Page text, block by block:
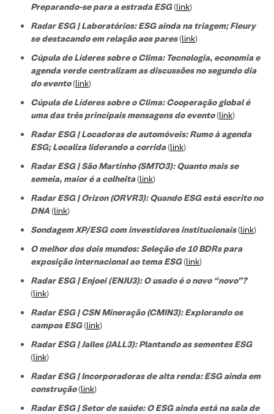
Preparando-se para a estrada ESG(link)
Radar ESG | Laboratórios: ESG ainda na triagem; Fleury
se destacando em relação aos pares(link)
Cúpula de Líderes sobre o Clima: Tecnologia, economia e
agenda verde centralizam as discussões no segundo dia
do evento(link)
Cúpula de Líderes sobre o Clima: Cooperação global é
uma das três principais mensagens do evento(link)
Radar ESG | Locadoras de automóveis: Rumo à agenda
ESG; Localiza liderando a corrida(link)
Radar ESG | São Martinho (SMTO3): Quanto mais se
semeia, maior é a colheita(link)
Radar ESG | Orizon (ORVR3): Quando ESG está escrito no
DNA(link)
Sondagem XP/ESG com investidores institucionais(link)
O melhor dos dois mundos: Seleção de 10 BDRs para
exposição internacional ao tema ESG(link)
Radar ESG | Enjoei (ENJU3): O usado é o novo “novo”?
(link)
Radar ESG | CSN Mineração (CMIN3): Explorando os
campos ESG(link)
Radar ESG | Jalles (JALL3): Plantando as sementes ESG
(link)
Radar ESG | Incorporadoras de alta renda: ESG ainda em
construção(link)
Radar ESG | Setor de saúde: O ESG ainda está na sala de